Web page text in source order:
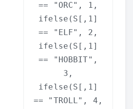
==
"ORC" , 1,
ifelse (S[,1]
==
"ELF" , 2,
ifelse (S[,1]
==
"HOBBIT" ,
3,
ifelse (S[,1]
== "TROLL" , 4,